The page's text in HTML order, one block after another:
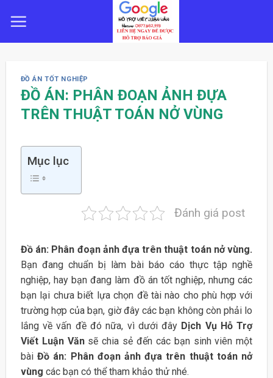
ĐỒ ÁN TỐT NGHIỆP
ĐỒ ÁN: PHÂN ĐOẠN ẢNH ĐỰA
TRÊN THUẬT TOÁN NỞ VÙNG
Mục lục
Đánh giá post
Đồ án: Phân đoạn ảnh đựa trên thuật toán nở vùng.
Bạn đang chuẩn bị làm bài báo cáo thực tập nghề
nghiệp, hay bạn đang làm đồ án tốt nghiệp, nhưng các
bạn lại chưa biết lựa chọn đề tài nào cho phù hợp với
trường hợp của bạn, giờ đây các bạn không còn phải lo
lắng về vấn đề đó nữa, vì dưới đây Dịch Vụ Hỗ Trợ
Viết Luận Văn sẽ chia sẻ đến các bạn sinh viên một
bàiĐồ án: Phân đoạn ảnh đựa trên thuật toán nở
vùng các bạn có thể tham khảo thử nhé.